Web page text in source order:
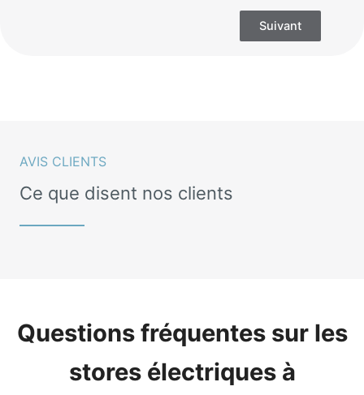
Suivant
AVIS CLIENTS
Ce que disent nos clients
Questions fréquentes sur les
stores électriques à